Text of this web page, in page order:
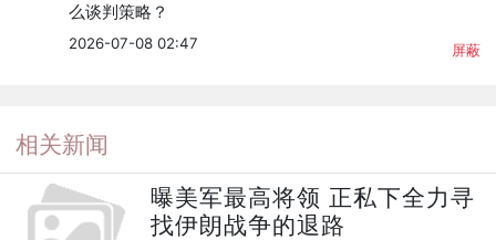
么谈判策略？
2026-07-08 02:47 屏蔽
相关新闻
曝美军最高将领 正私下全力寻
找伊朗战争的退路